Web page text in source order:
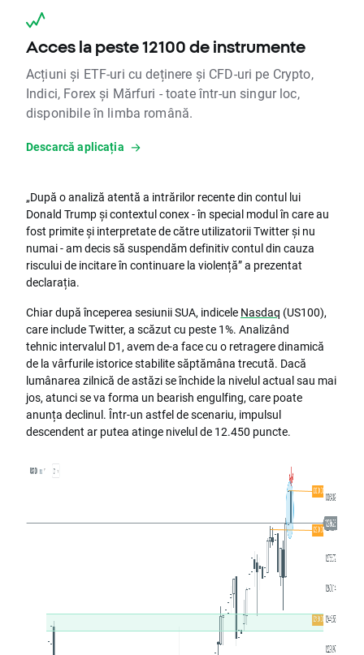
Acces la peste 12100 de instrumente
Acțiuni și ETF-uri cu deținere și CFD-uri pe Crypto,
Indici, Forex și Mărfuri - toate într-un singur loc,
disponibile în limba română.
Descarcă aplicația
„După o analiză atentă a intrărilor recente din contul lui
Donald Trump și contextul conex - în special modul în care au
fost primite și interpretate de către utilizatorii Twitter și nu
numai - am decis să suspendăm definitiv contul din cauza
riscului de incitare în continuare la violență” a prezentat
declarația.
Chiar după începerea sesiunii SUA, indicele Nasdaq (US100),
care include Twitter, a scăzut cu peste 1%. Analizând
tehnic intervalul D1, avem de-a face cu o retragere dinamică
de la vârfurile istorice stabilite săptămâna trecută. Dacă
lumânarea zilnică de astăzi se închide la nivelul actual sau mai
jos, atunci se va forma un bearish engulfing, care poate
anunța declinul. Într-un astfel de scenariu, impulsul
descendent ar putea atinge nivelul de 12.450 puncte.